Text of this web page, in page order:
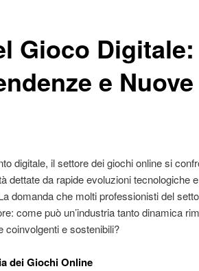
Gioco Digitale:
e Nuove
digitale, il settore dei giochi online si
dettate da rapide evoluzioni tecnologiche e
domanda che molti professionisti del
come può un’industria tanto dinamica
coinvolgenti e sostenibili?
dei Giochi Online